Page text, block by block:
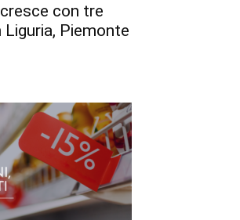
con tre
Piemonte